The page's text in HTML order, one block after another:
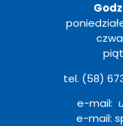
tel. (58)
e-mail:
e-mail: